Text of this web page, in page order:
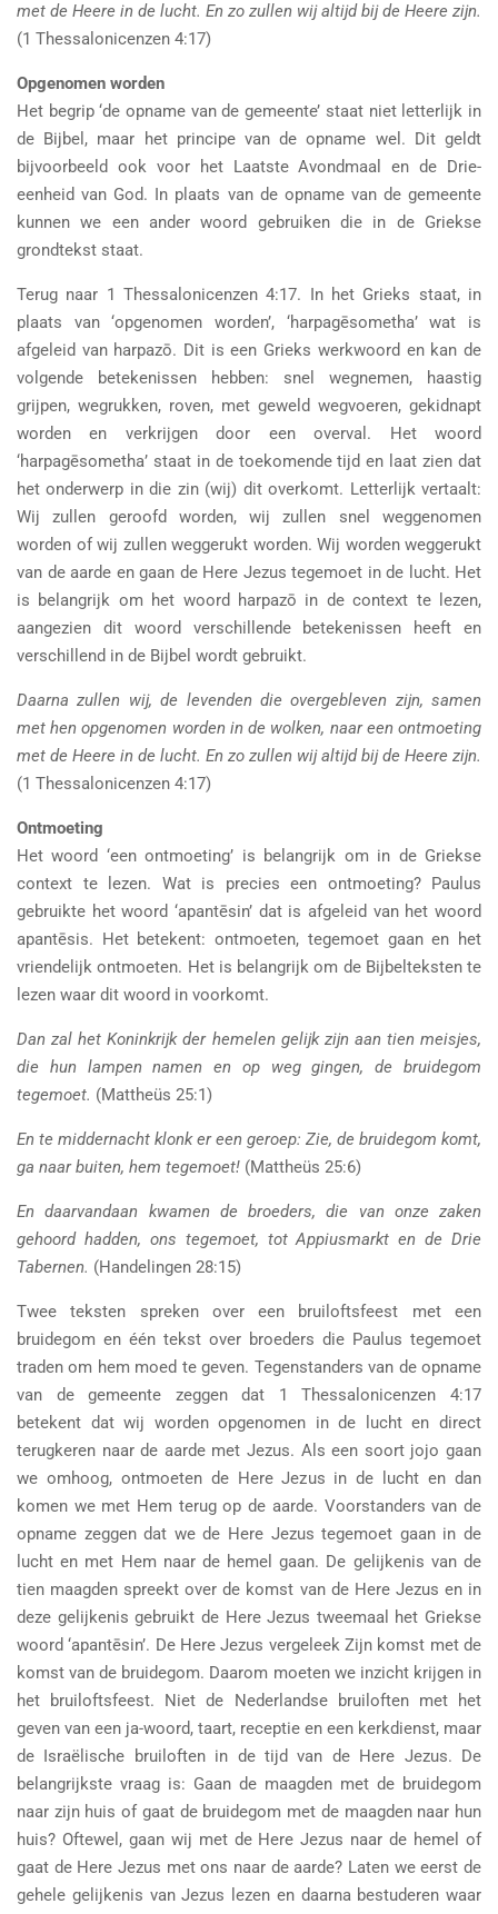
met de Heere in de lucht. En zo zullen wij altijd bij de Heere zijn.
(1 Thessalonicenzen 4:17)
Opgenomen worden
Het begrip ‘de opname van de gemeente’ staat niet letterlijk in
de Bijbel, maar het principe van de opname wel. Dit geldt
bijvoorbeeld ook voor het Laatste Avondmaal en de Drie-
eenheid van God. In plaats van de opname van de gemeente
kunnen we een ander woord gebruiken die in de Griekse
grondtekst staat.
Terug naar 1 Thessalonicenzen 4:17. In het Grieks staat, in
plaats van ‘opgenomen worden’, ‘harpagēsometha’ wat is
afgeleid van harpazō. Dit is een Grieks werkwoord en kan de
volgende betekenissen hebben: snel wegnemen, haastig
grijpen, wegrukken, roven, met geweld wegvoeren, gekidnapt
worden en verkrijgen door een overval. Het woord
‘harpagēsometha’ staat in de toekomende tijd en laat zien dat
het onderwerp in die zin (wij) dit overkomt. Letterlijk vertaalt:
Wij zullen geroofd worden, wij zullen snel weggenomen
worden of wij zullen weggerukt worden. Wij worden weggerukt
van de aarde en gaan de Here Jezus tegemoet in de lucht. Het
is belangrijk om het woord harpazō in de context te lezen,
aangezien dit woord verschillende betekenissen heeft en
verschillend in de Bijbel wordt gebruikt.
Daarna zullen wij, de levenden die overgebleven zijn, samen
met hen opgenomen worden in de wolken, naar een ontmoeting
met de Heere in de lucht. En zo zullen wij altijd bij de Heere zijn.
(1 Thessalonicenzen 4:17)
Ontmoeting
Het woord ‘een ontmoeting’ is belangrijk om in de Griekse
context te lezen. Wat is precies een ontmoeting? Paulus
gebruikte het woord ‘apantēsin’ dat is afgeleid van het woord
apantēsis. Het betekent: ontmoeten, tegemoet gaan en het
vriendelijk ontmoeten. Het is belangrijk om de Bijbelteksten te
lezen waar dit woord in voorkomt.
Dan zal het Koninkrijk der hemelen gelijk zijn aan tien meisjes,
die hun lampen namen en op weg gingen, de bruidegom
tegemoet. (Mattheüs 25:1)
En te middernacht klonk er een geroep: Zie, de bruidegom komt,
ga naar buiten, hem tegemoet! (Mattheüs 25:6)
En daarvandaan kwamen de broeders, die van onze zaken
gehoord hadden, ons tegemoet, tot Appiusmarkt en de Drie
Tabernen. (Handelingen 28:15)
Twee teksten spreken over een bruiloftsfeest met een
bruidegom en één tekst over broeders die Paulus tegemoet
traden om hem moed te geven. Tegenstanders van de opname
van de gemeente zeggen dat 1 Thessalonicenzen 4:17
betekent dat wij worden opgenomen in de lucht en direct
terugkeren naar de aarde met Jezus. Als een soort jojo gaan
we omhoog, ontmoeten de Here Jezus in de lucht en dan
komen we met Hem terug op de aarde. Voorstanders van de
opname zeggen dat we de Here Jezus tegemoet gaan in de
lucht en met Hem naar de hemel gaan. De gelijkenis van de
tien maagden spreekt over de komst van de Here Jezus en in
deze gelijkenis gebruikt de Here Jezus tweemaal het Griekse
woord ‘apantēsin’. De Here Jezus vergeleek Zijn komst met de
komst van de bruidegom. Daarom moeten we inzicht krijgen in
het bruiloftsfeest. Niet de Nederlandse bruiloften met het
geven van een ja-woord, taart, receptie en een kerkdienst, maar
de Israëlische bruiloften in de tijd van de Here Jezus. De
belangrijkste vraag is: Gaan de maagden met de bruidegom
naar zijn huis of gaat de bruidegom met de maagden naar hun
huis? Oftewel, gaan wij met de Here Jezus naar de hemel of
gaat de Here Jezus met ons naar de aarde? Laten we eerst de
gehele gelijkenis van Jezus lezen en daarna bestuderen waar